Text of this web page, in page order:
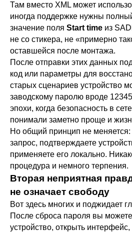
Там вместо XML может
иногда поддержке нужны
значение поля Start time из
не со стикера, не «примерно
оставшейся после монтажа.
После отправки этих данных
код или параметры для
старых сценариев устройство
заводскому паролю вроде
эпохи, когда безопасность в
понимали заметно проще и
Но общий принцип не
запрос, подтверждаете
применяете его локально.
процедура и немного терпения.
Вторая неприятная
не означает свободу
Вот здесь многих и поджидает
После сброса пароля вы
устройство, открыть